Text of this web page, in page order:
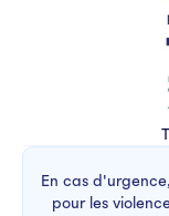
En cas
pour les